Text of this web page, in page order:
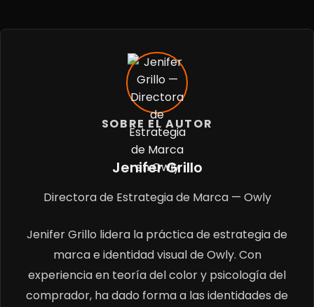
SOBRE EL AUTOR
Jenifer Grillo
Directora de Estrategia de Marca — Owly
Jenifer Grillo lidera la práctica de estrategia de
marca e identidad visual de Owly. Con
experiencia en teoría del color y psicología del
comprador, ha dado forma a las identidades de